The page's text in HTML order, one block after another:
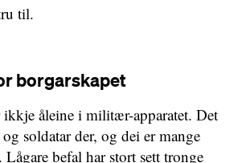
til.
borgarskapet
ikkje åleine i militær-apparatet. Det
soldatar der, og dei er mange
befal har stort sett tronge